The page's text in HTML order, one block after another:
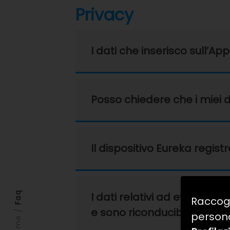
Faq
Privacy
I dati che inserisco
Posso chiedere che i
Il dispositivo Eureka
I dati relativi ad eventuali
e sono riconducibili